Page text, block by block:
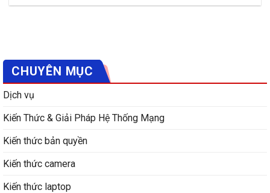
CHUYÊN MỤC
Dịch vụ
Kiến Thức & Giải Pháp Hệ Thống Mạng
Kiến thức bản quyền
Kiến thức camera
Kiến thức laptop